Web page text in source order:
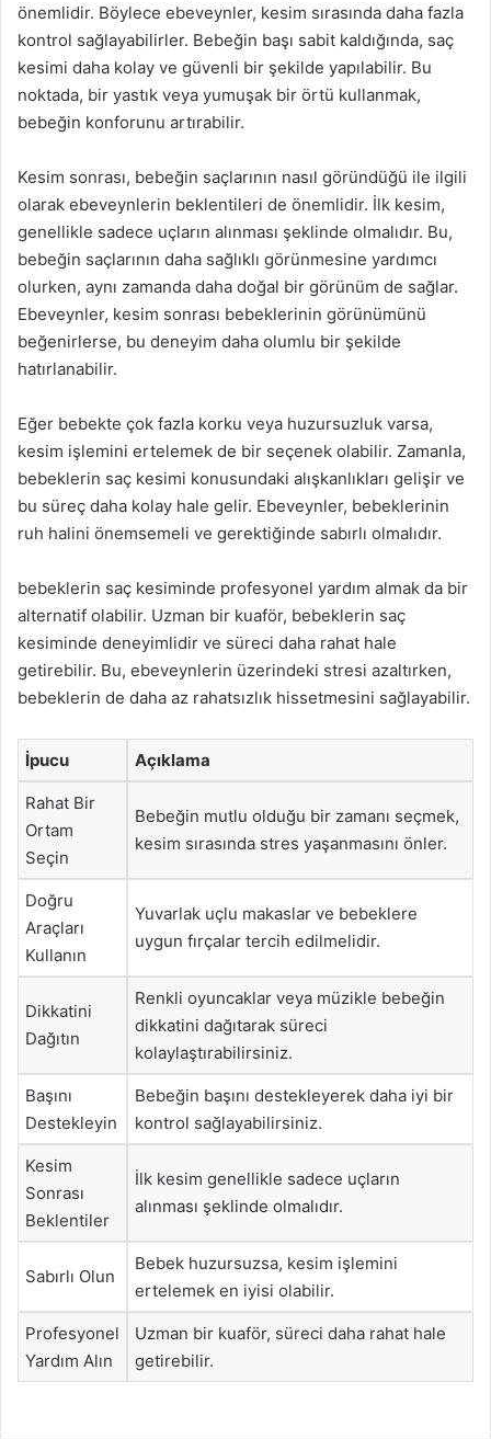
önemlidir. Böylece ebeveynler, kesim sırasında daha fazla
kontrol sağlayabilirler. Bebeğin başı sabit kaldığında, saç
kesimi daha kolay ve güvenli bir şekilde yapılabilir. Bu
noktada, bir yastık veya yumuşak bir örtü kullanmak,
bebeğin konforunu artırabilir.
Kesim sonrası, bebeğin saçlarının nasıl göründüğü ile ilgili
olarak ebeveynlerin beklentileri de önemlidir. İlk kesim,
genellikle sadece uçların alınması şeklinde olmalıdır. Bu,
bebeğin saçlarının daha sağlıklı görünmesine yardımcı
olurken, aynı zamanda daha doğal bir görünüm de sağlar.
Ebeveynler, kesim sonrası bebeklerinin görünümünü
beğenirlerse, bu deneyim daha olumlu bir şekilde
hatırlanabilir.
Eğer bebekte çok fazla korku veya huzursuzluk varsa,
kesim işlemini ertelemek de bir seçenek olabilir. Zamanla,
bebeklerin saç kesimi konusundaki alışkanlıkları gelişir ve
bu süreç daha kolay hale gelir. Ebeveynler, bebeklerinin
ruh halini önemsemeli ve gerektiğinde sabırlı olmalıdır.
bebeklerin saç kesiminde profesyonel yardım almak da bir
alternatif olabilir. Uzman bir kuaför, bebeklerin saç
kesiminde deneyimlidir ve süreci daha rahat hale
getirebilir. Bu, ebeveynlerin üzerindeki stresi azaltırken,
bebeklerin de daha az rahatsızlık hissetmesini sağlayabilir.
İpucu Açıklama
Rahat Bir
Ortam
Seçin
Bebeğin mutlu olduğu bir zamanı seçmek,
kesim sırasında stres yaşanmasını önler.
Doğru
Araçları
Kullanın
Yuvarlak uçlu makaslar ve bebeklere
uygun fırçalar tercih edilmelidir.
Dikkatini
Dağıtın
Renkli oyuncaklar veya müzikle bebeğin
dikkatini dağıtarak süreci
kolaylaştırabilirsiniz.
Başını
Destekleyin
Bebeğin başını destekleyerek daha iyi bir
kontrol sağlayabilirsiniz.
Kesim
Sonrası
Beklentiler
İlk kesim genellikle sadece uçların
alınması şeklinde olmalıdır.
Sabırlı Olun
Bebek huzursuzsa, kesim işlemini
ertelemek en iyisi olabilir.
Profesyonel
Yardım Alın
Uzman bir kuaför, süreci daha rahat hale
getirebilir.